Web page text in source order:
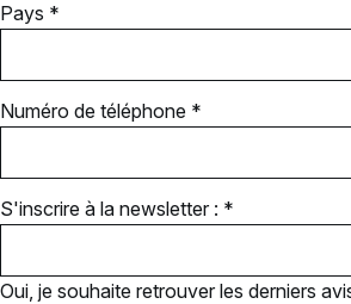
Pays *
Numéro de téléphone *
S'inscrire à la newsletter : *
Oui, je souhaite retrouver les derniers